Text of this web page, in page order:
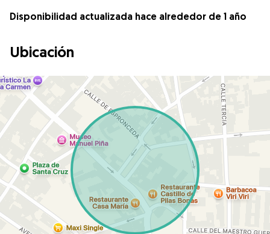
Disponibilidad actualizada hace alrededor de 1 año
Ubicación